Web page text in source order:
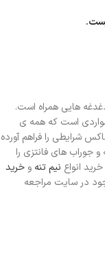
هایی همراه است.
است که همه ی
شرایطی را فراهم آورده
و جوراب های فانتزی را
خرید انواع نیم تنه و خرید
در سایت مراجعه